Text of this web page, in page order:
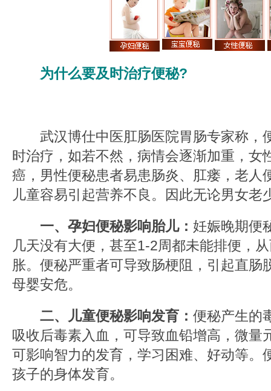
为什么要及时治疗便秘?
武汉博仕中医肛肠医院胃肠专家称，
时治疗，如若不然，病情会逐渐加重，女
癌，男性便秘患者易患肠炎、肛瘘，老人
儿童容易引起营养不良。因此无论男女老
一、孕妇便秘影响胎儿： 妊娠晚期便
几天没有大便，甚至1-2周都未能排便，
胀。便秘严重者可导致肠梗阻，引起直肠
母婴安危。
二、儿童便秘影响发育： 便秘产生的
吸收后毒素入血，可导致血铅增高，微量
可影响智力的发育，学习困难、好动等。
孩子的身体发育。